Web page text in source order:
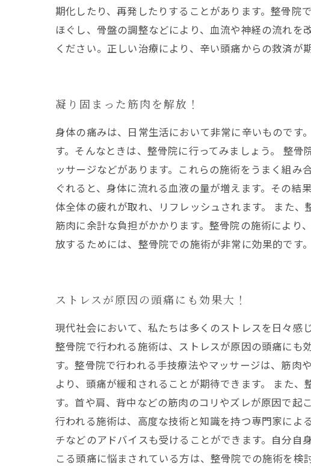
期化したり、再発したりすることがあります。整骨院
ほぐし、骨盤の調整などにより、血流や神経の流れ
ください。正しい治療により、辛い頭痛からの救済が
凝り固まった筋肉を解放！
身体の痛みは、日常生活において非常に辛いものです
す。そんなときは、整骨院に行ってみましょう。 整
ッサージなどがあります。これらの施術をうまく組
ぐれると、身体に流れる血液の量が増えます。その
体全体の疲れが取れ、リフレッシュされます。 また
筋肉に余計な負担がかかります。整骨院の施術により
放するためには、整骨院での施術が非常に効果的です
ストレスが原因の頭痛にも効果大！
現代社会において、私たちは多くのストレスを日々感
整骨院で行われる施術は、ストレスが原因の頭痛にも
す。整骨院で行われる手技療法やマッサージは、筋肉
より、頭痛が緩和されることが期待できます。 また
す。首や肩、背中などの筋肉のコリやズレが原因で起
行われる施術は、高度な技術と知識を持つ専門家によ
チなどのアドバイスも受けることができます。自分
こる頭痛に悩まされている方は、整骨院での施術を検